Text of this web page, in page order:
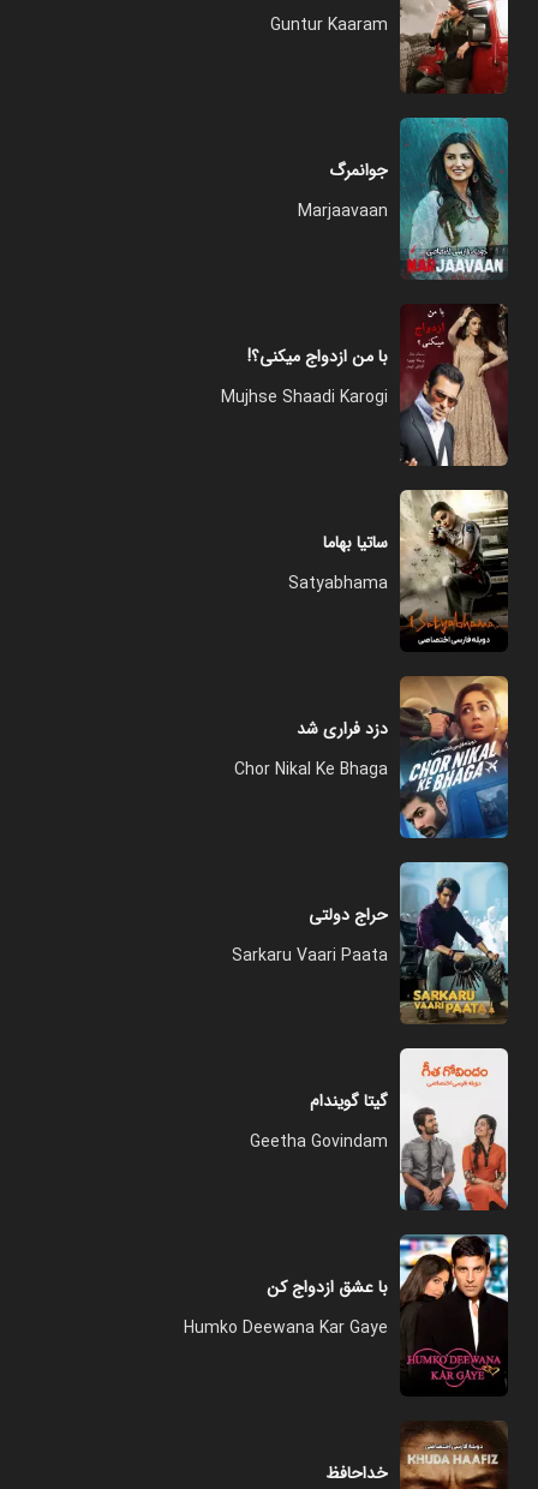
Guntur Kaaram
جوانمرگ
Marjaavaan
با من ازدواج میکنی؟!
Mujhse Shaadi Karogi
ساتیا بهاما
Satyabhama
دزد فراری شد
Chor Nikal Ke Bhaga
حراج دولتی
Sarkaru Vaari Paata
گیتا گویندام
Geetha Govindam
با عشق ازدواج کن
Humko Deewana Kar Gaye
خداحافظ